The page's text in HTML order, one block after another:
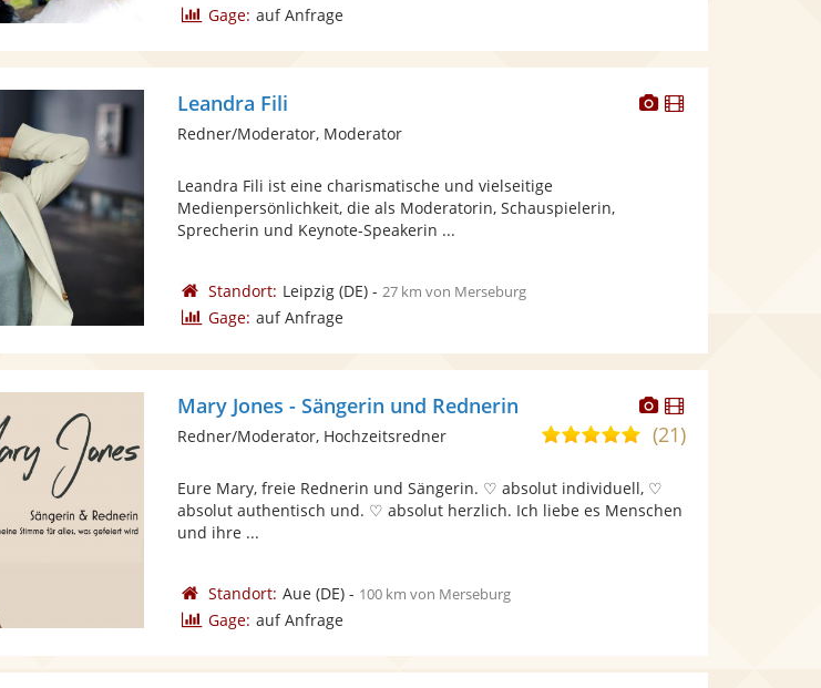
Gage: auf Anfrage
DieserDieser
Leandra Fili
Redner/Moderator, Moderator
Leandra Fili ist eine charismatische und vielseitige
Medienpersönlichkeit, die als Moderatorin, Schauspielerin,
Sprecherin und Keynote-Speakerin ...
Standort: Leipzig(DE)- 27 km von Merseburg
Gage: auf Anfrage
Dieser
Künstler
stellt
Dieser
Künstler
Mary Jones - Sängerin und Rednerin
5,0
5
Sternen
(21)
Redner/Moderator, Hochzeitsredner
Eure Mary, freie Rednerin und Sängerin. ♡ absolut individuell, ♡
absolut authentisch und. ♡ absolut herzlich. Ich liebe es Menschen
und ihre ...
Standort: Aue(DE)- 100 km von Merseburg
Gage: auf Anfrage